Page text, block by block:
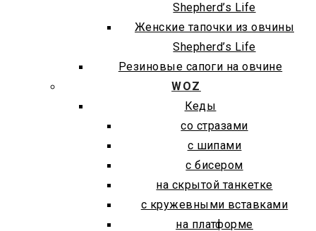
Shepherd’s Life
Женские тапочки из овчины
Shepherd’s Life
Резиновые сапоги на овчине
WOZ
Кеды
со стразами
с шипами
с бисером
на скрытой танкетке
с кружевными вставками
на платформе